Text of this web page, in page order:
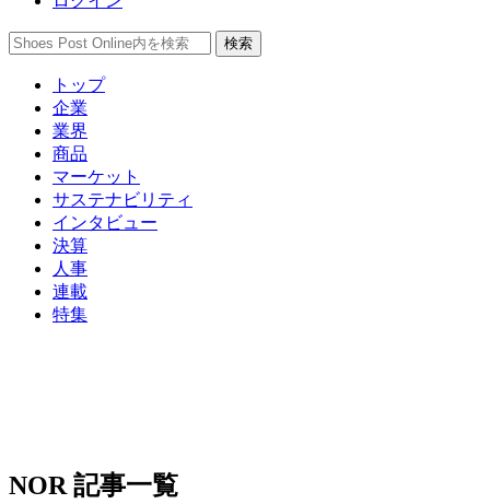
トップ
企業
業界
商品
マーケット
サステナビリティ
インタビュー
決算
人事
連載
特集
NOR 記事一覧